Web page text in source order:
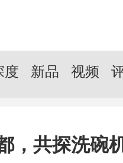
度 新品 视频
，共探洗碗